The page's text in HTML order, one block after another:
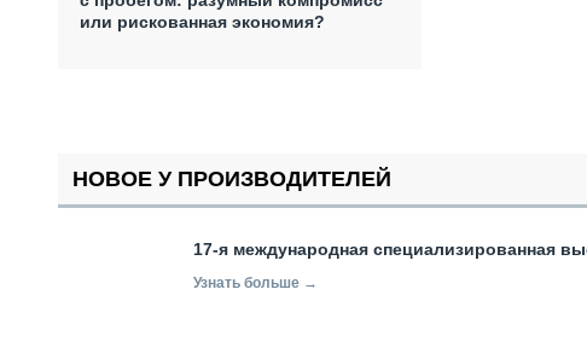
или рискованная экономия?
НОВОЕ У ПРОИЗВОДИТЕЛЕЙ
17-я международная специализированная
Узнать больше →